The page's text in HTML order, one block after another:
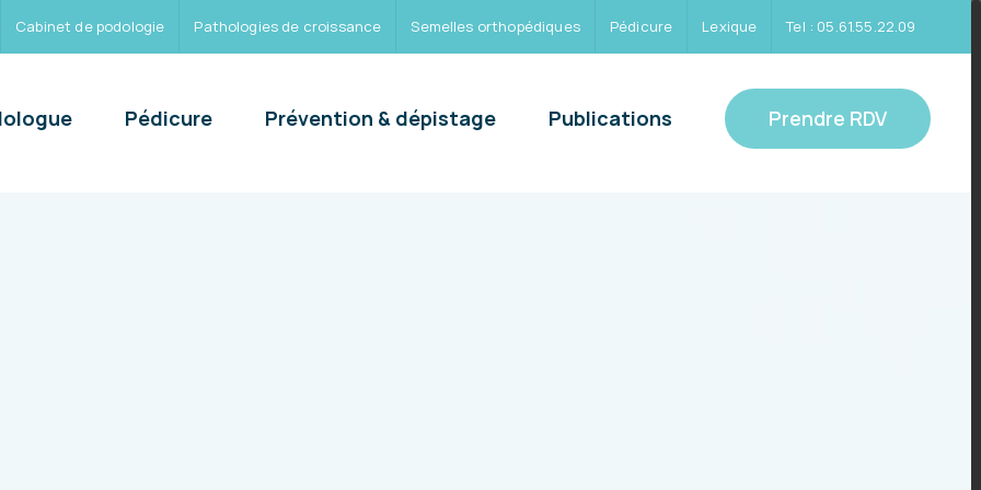
Cabinet de podologie Pathologies de croissance Semelles orthopédiques Pédicure Lexique Tel : 05.61.55.22.09
Pédicure Prévention & dépistage Publications Prendre RDV